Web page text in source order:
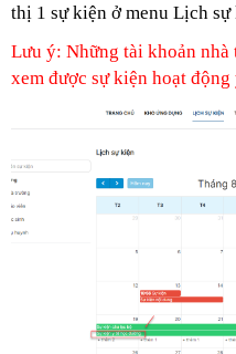
thị 1 sự kiện ở menu Lịch
Lưu ý: Những tài khoản
xem được sự kiện hoạt động